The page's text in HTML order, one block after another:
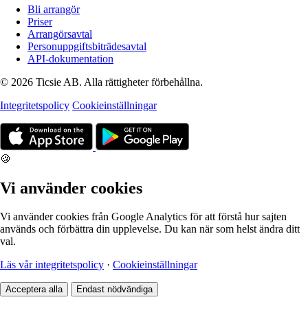
Bli arrangör
Priser
Arrangörsavtal
Personuppgiftsbiträdesavtal
API-dokumentation
© 2026 Ticsie AB. Alla rättigheter förbehållna.
Integritetspolicy Cookieinställningar
🍪
Vi använder cookies
Vi använder cookies från Google Analytics för att förstå hur sajten
används och förbättra din upplevelse. Du kan när som helst ändra ditt
val.
Läs vår integritetspolicy · Cookieinställningar
Acceptera alla Endast nödvändiga